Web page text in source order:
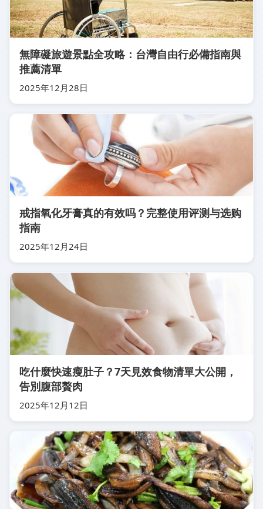
無障礙旅遊景點全攻略：台灣自由行必備指南與
推薦清單
2025年12月28日
戒指氧化牙膏真的有效吗？完整使用评测与选购
指南
2025年12月24日
吃什麼快速瘦肚子？7天見效食物清單大公開，
告別腹部贅肉
2025年12月12日